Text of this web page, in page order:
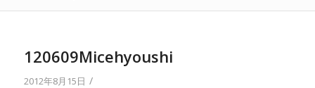
120609Micehyoushi
2012年8月15日 /